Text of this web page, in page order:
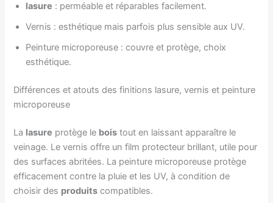
lasure : perméable et réparables facilement.
Vernis : esthétique mais parfois plus sensible aux UV.
Peinture microporeuse : couvre et protège, choix
esthétique.
Différences et atouts des finitions lasure, vernis et peinture
microporeuse
La lasure protège le bois tout en laissant apparaître le
veinage. Le vernis offre un film protecteur brillant, utile pour
des surfaces abritées. La peinture microporeuse protège
efficacement contre la pluie et les UV, à condition de
choisir des produits compatibles.